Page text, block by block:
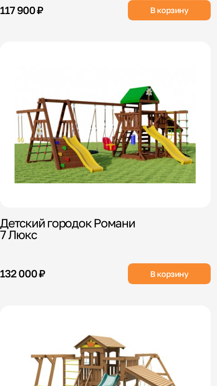
117 900 ₽ В корзину
Детский городок Романи
7 Люкс
132 000 ₽ В корзину